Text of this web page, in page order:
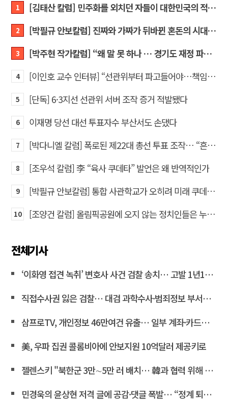
1 [김태산 칼럼] 민주화를 외치던 자들이 대한민국의 적이고 간첩이었다
2 [박필규 안보칼럼] 진짜와 가짜가 뒤바뀐 혼돈의 시대, 안보 파탄은 막아야
3 [박주현 작가칼럼] “왜 말 못 하나 … 경기도 재정 파탄의 진짜 원인을”
4 [이인호 교수 인터뷰] “선관위부터 파고들어야…책임자 직접 고발하라”
5 [단독] 6·3지선 선관위 서버 조작 증거 적발됐다
6 이재명 당선 대선 투표자수 부산서도 손댔다
7 [박다니엘 칼럼] 폭로된 제22대 총선 투표 조작… “흔들리는 가짜 국회의원들”
8 [조우석 칼럼] 李 “육사 쿠데타” 발언은 왜 반역적인가
9 [박필규 안보칼럼] 통합 사관학교가 오히려 미래 쿠데타의 통로가 되는 이유
10 [조양건 칼럼] 올림픽공원에 오지 않는 정치인들은 누구인가
전체기사
‘이화영 접견 녹취’ 변호사 사건 검찰 송치… 고발 1년10개월만
직접수사권 잃은 검찰… 대검 과학수사·범죄정보 부서도 수술대에 <연합뉴스>
삼프로TV, 개인정보 46만여건 유출… 일부 계좌·카드정보 포함
美, 우파 집권 콜롬비아에 안보지원 10억달러 제공키로
젤렌스키 "북한군 3만∼5만 러 배치… 韓과 협력 위해 접촉 중"
민경욱의 윤상현 저격 글에 공감·댓글 폭발… “정계 퇴출” 목소리도